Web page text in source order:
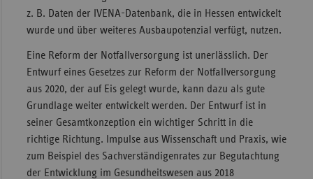
z. B. Daten der IVENA-Datenbank, die in Hessen entwickelt
wurde und über weiteres Ausbaupotenzial verfügt, nutzen.
Eine Reform der Notfallversorgung ist unerlässlich. Der
Entwurf eines Gesetzes zur Reform der Notfallversorgung
aus 2020, der auf Eis gelegt wurde, kann dazu als gute
Grundlage weiter entwickelt werden. Der Entwurf ist in
seiner Gesamtkonzeption ein wichtiger Schritt in die
richtige Richtung. Impulse aus Wissenschaft und Praxis, wie
zum Beispiel des Sachverständigenrates zur Begutachtung
der Entwicklung im Gesundheitswesen aus 2018